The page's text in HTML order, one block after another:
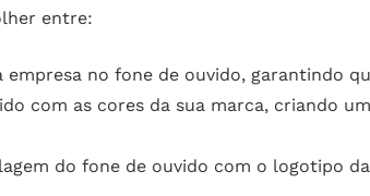
entre:
no fone de ouvido, garantindo
com as cores da sua marca, criando
do fone de ouvido com o logotipo